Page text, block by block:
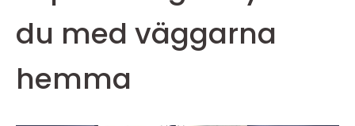
du med väggarna
hemma